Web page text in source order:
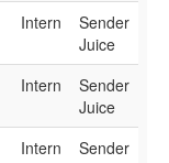
Intern
Sender
Juice
Intern
Sender
Juice
Intern
Sender